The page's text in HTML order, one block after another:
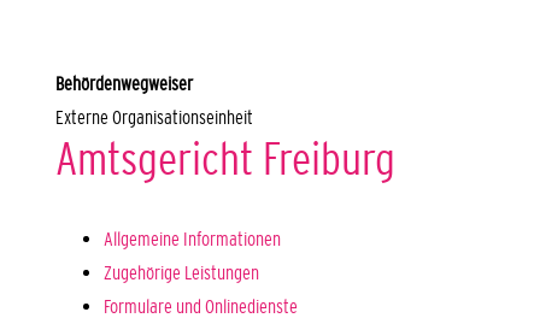
Behördenwegweiser
Externe Organisationseinheit
Amtsgericht Freiburg
Allgemeine Informationen
Zugehörige Leistungen
Formulare und Onlinedienste